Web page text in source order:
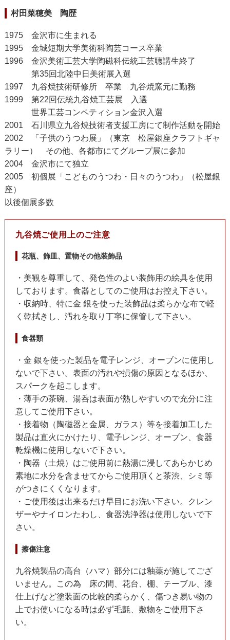
村田菜穂美 陶歴
1975 金沢市に生まれる
1995 金城短期大学美術科陶芸コース卒業
1996 金沢美術工芸大学陶磁科伝統工芸聴講生終了
第35回北陸中日美術展入選
1997 九谷焼技術研修所 卒業 九谷焼窯元に勤務
1999 第22回伝統九谷焼工芸展 入選
世界工芸コンペティション金沢入選
2001 石川県立九谷焼技術者支援工房にて制作活動を開始
2002 「子供のうつわ展」（東京 松屋銀座クラフトギャ
ラリー） その他、各都市にてグループ展に参加
2004 金沢市にて独立
2005 初個展「こどものうつわ・日々のうつわ」（松屋銀
座）
以後個展多数
九谷焼ご使用上のご注意
花瓶、飾皿、置物その他装飾品
・美観を尊重して、発色性のよい装飾用の絵具を使用
しております。食器としてのご使用はお控え下さい。
・収納時、特に金 銀を使った装飾品は柔らかな布で軽
く乾拭きし、汚れを取り丁寧に保管して下さい。
食器類
・金 銀を使った製品を電子レンジ、オーブンに使用し
ないで下さい。表面の汚れや損傷の原因となるほか、
スパークを起こします。
・薄手の茶碗、湯呑は表面が熱しやすいので充分に注
意してご使用下さい。
・接着物（陶磁器と金属、ガラス）等を接着加工した
製品は直火にかけたり、電子レンジ、オーブン、食器
乾燥機に使用しないで下さい。
・陶器（土焼）はご使用前に熱湯に浸してあらかじめ
素地に水分を含ませてからご使用頂くと茶渋、シミ等
がつきにくくなります。
・ご使用後は出来るだけ早目にお洗い下さい。クレン
ザーやナイロンたわし、食器洗浄器は使用しないで下
さい。
擦傷注意
九谷焼製品の高台（ハマ）部分には釉薬が施してござ
いません。この為 床の間、花台、棚、テーブル、漆
仕上げなど塗装面の比較的柔らかく、傷つき易い物の
上でお使いになる時は必ず毛氈、敷物をご使用下さ
い。